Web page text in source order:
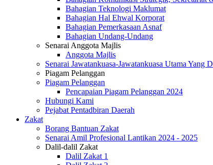
Bahagian Teknologi Maklumat
Bahagian Hal Ehwal Korporat
Bahagian Pemerkasaan Asnaf
Bahagian Undang-Undang
Senarai Anggota Majlis
Anggota Majlis
Senarai Jawatankuasa-Jawatankuasa Utama
Piagam Pelanggan
Piagam Pelanggan
Pencapaian Piagam Pelanggan 2024
Hubungi Kami
Pejabat Pentadbiran Daerah
Zakat
Borang Bantuan Zakat
Senarai Amil Profesional Lantikan 2024 - 2025
Dalil-dalil Zakat
Dalil Zakat 1